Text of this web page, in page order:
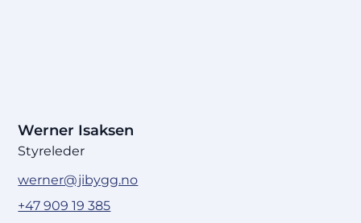
Werner Isaksen
Styreleder
werner@jibygg.no
+47 909 19 385